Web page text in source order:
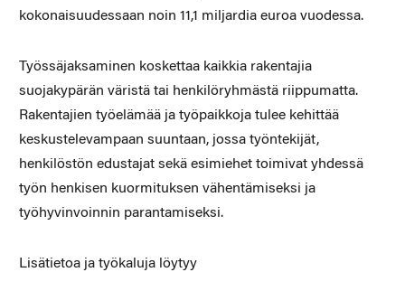
kokonaisuudessaan noin 11,1 miljardia euroa vuodessa.
Työssäjaksaminen koskettaa kaikkia rakentajia
suojakypärän väristä tai henkilöryhmästä riippumatta.
Rakentajien työelämää ja työpaikkoja tulee kehittää
keskustelevampaan suuntaan, jossa työntekijät,
henkilöstön edustajat sekä esimiehet toimivat yhdessä
työn henkisen kuormituksen vähentämiseksi ja
työhyvinvoinnin parantamiseksi.
Lisätietoa ja työkaluja löytyy